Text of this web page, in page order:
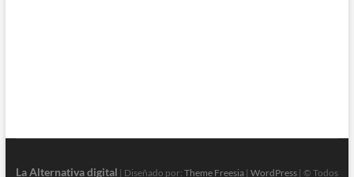
La Alternativa digital | Diseñado por: Theme Freesia| WordPress| © Todos